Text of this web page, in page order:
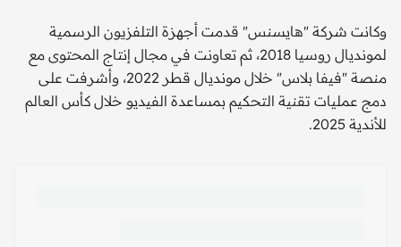
وكانت شركة "هايسنس" قدمت أجهزة التلفزيون الرسمية
لمونديال روسيا 2018، ثم تعاونت في مجال إنتاج المحتوى مع
منصة "فيفا بلاس" خلال مونديال قطر 2022، وأشرفت على
دمج عمليات تقنية التحكيم بمساعدة الفيديو خلال كأس العالم
للأندية 2025.